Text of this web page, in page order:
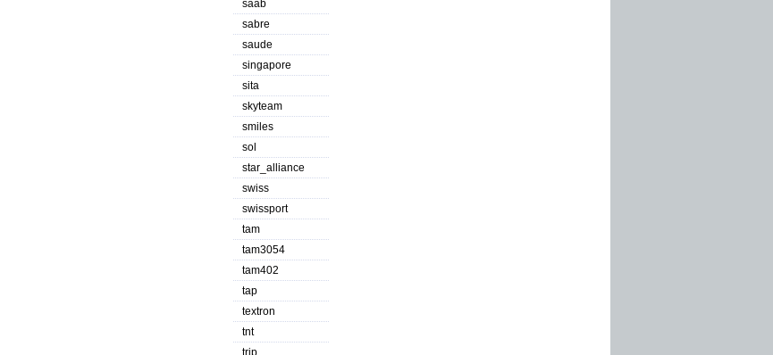
saab
sabre
saude
singapore
sita
skyteam
smiles
sol
star_alliance
swiss
swissport
tam
tam3054
tam402
tap
textron
tnt
trip